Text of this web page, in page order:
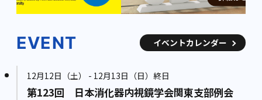
EVENT イベントカレンダー
12月12日（土） - 12月13日（日）終日
第123回 日本消化器内視鏡学会関東支部例会